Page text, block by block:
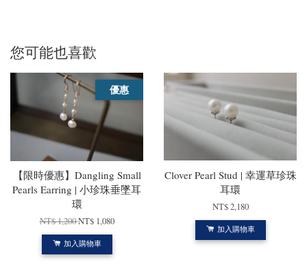
您可能也喜歡
優惠
【限時優惠】Dangling Small
Pearls Earring | 小珍珠垂墜耳
環
NT$ 1,200NT$ 1,080
加入購物車
Clover Pearl Stud | 幸運草珍珠
耳環
NT$ 2,180
加入購物車